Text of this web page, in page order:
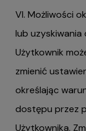
VI. Możliwości
lub
Użytkownik
zmienić
określając
dostępu przez
Użytkownika.